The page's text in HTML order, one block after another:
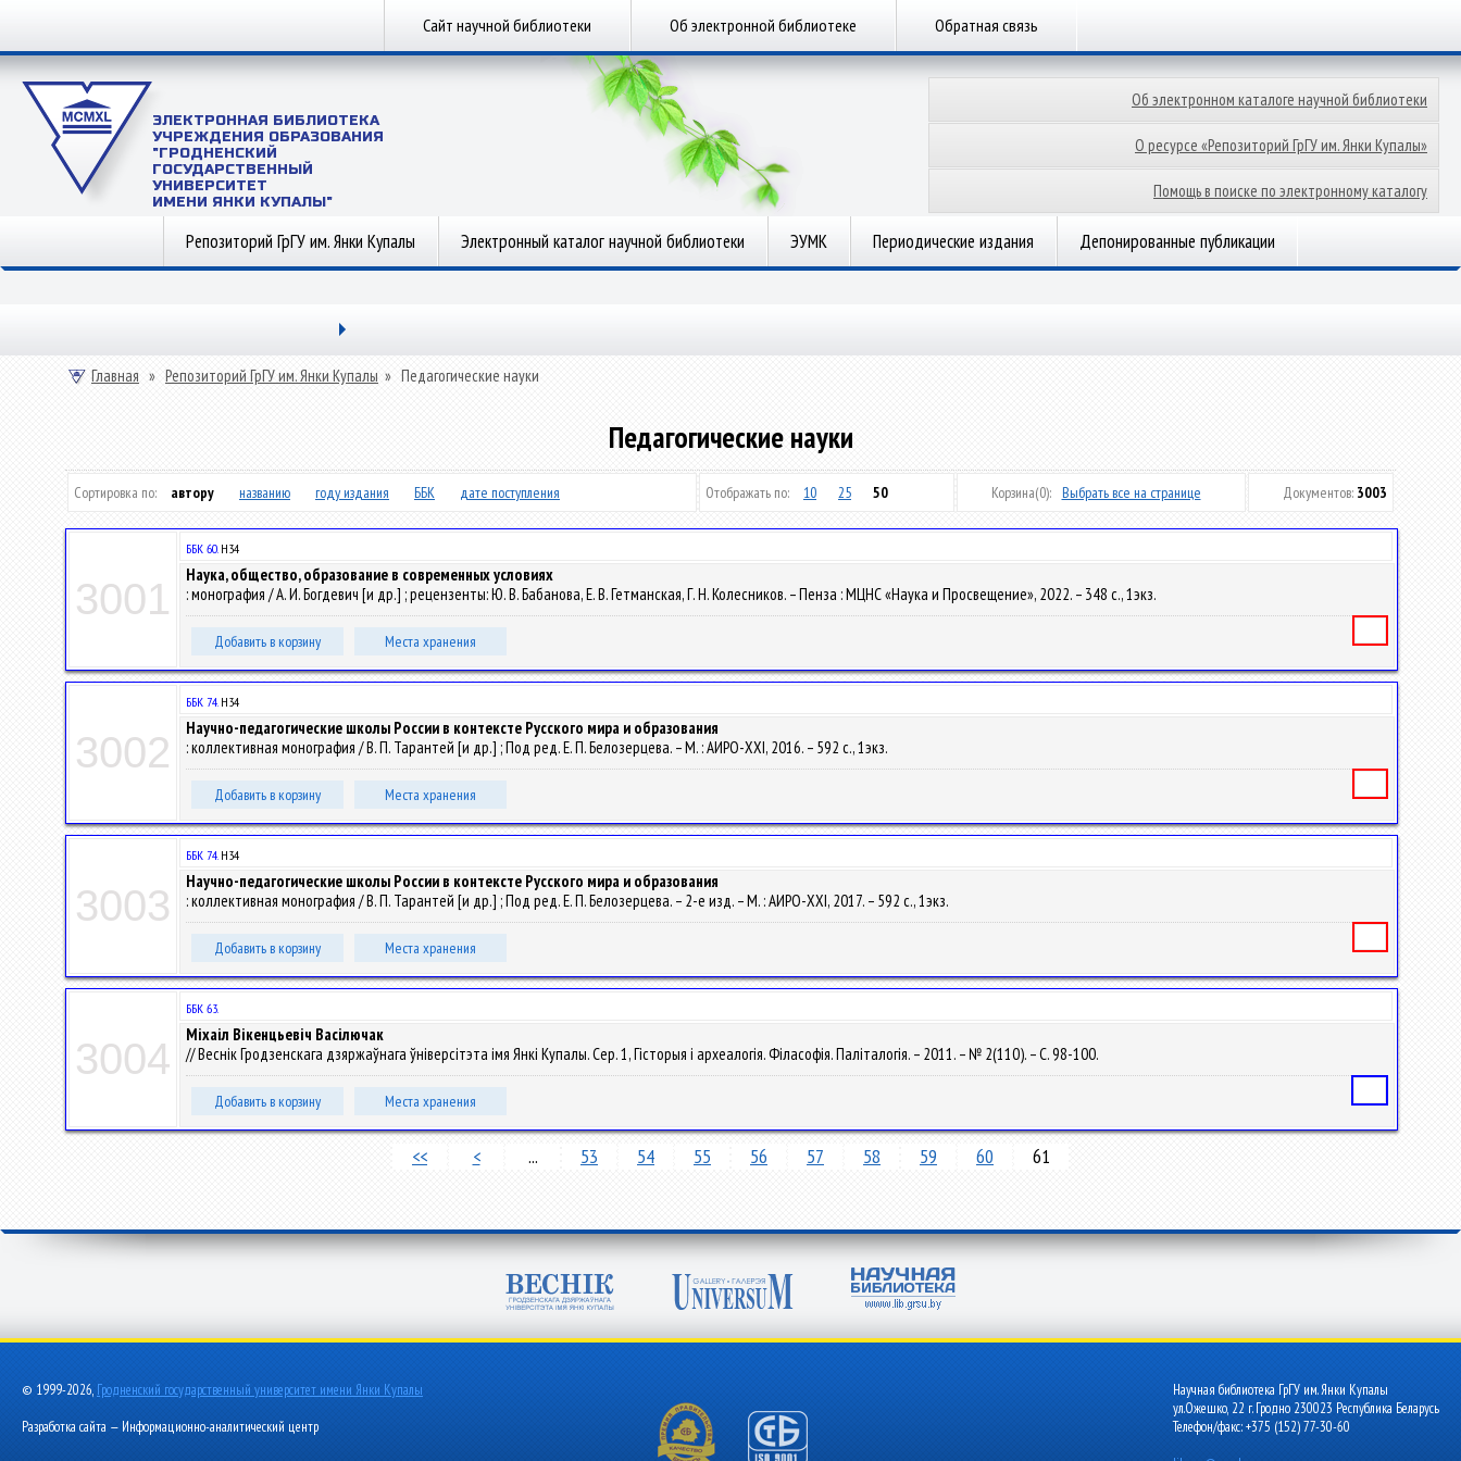
Сайт научной библиотеки Об электронной библиотеке Обратная связь
ЭЛЕКТРОННАЯ БИБЛИОТЕКА
УЧРЕЖДЕНИЯ ОБРАЗОВАНИЯ
"ГРОДНЕНСКИЙ
ГОСУДАРСТВЕННЫЙ
УНИВЕРСИТЕТ
ИМЕНИ ЯНКИ КУПАЛЫ"
Об электронном каталоге научной библиотеки
О ресурсе «Репозиторий ГрГУ им. Янки Купалы»
Помощь в поиске по электронному каталогу
Репозиторий ГрГУ им. Янки Купалы Электронный каталог научной библиотеки ЭУМК Периодические издания Депонированные публикации
Главная » Репозиторий ГрГУ им. Янки Купалы » Педагогические науки
Педагогические науки
Сортировка по: автору названию году издания ББК дате поступления Отображать по: 10 25 50 Корзина(0): Выбрать все на странице Документов: 3003
3001
ББК 60.Н34
Наука, общество, образование в современных условиях
: монография / А. И. Богдевич [и др.] ; рецензенты: Ю. В. Бабанова, Е. В. Гетманская, Г. Н. Колесников. – Пенза : МЦНС «Наука и Просвещение», 2022. – 348 с., 1экз.
Добавить в корзину Места хранения
3002
ББК 74.Н34
Научно-педагогические школы России в контексте Русского мира и образования
: коллективная монография / В. П. Тарантей [и др.] ; Под ред. Е. П. Белозерцева. – М. : АИРО-XXI, 2016. – 592 с., 1экз.
Добавить в корзину Места хранения
3003
ББК 74.Н34
Научно-педагогические школы России в контексте Русского мира и образования
: коллективная монография / В. П. Тарантей [и др.] ; Под ред. Е. П. Белозерцева. – 2-е изд. – М. : АИРО-XXI, 2017. – 592 с., 1экз.
Добавить в корзину Места хранения
3004
ББК 63.
Міхаіл Вікенцьевіч Васілючак
// Веснік Гродзенскага дзяржаўнага ўніверсітэта імя Янкі Купалы. Сер. 1, Гісторыя і археалогія. Філасофія. Паліталогія. – 2011. – № 2(110). – С. 98-100.
Добавить в корзину Места хранения
<< < ... 53 54 55 56 57 58 59 60 61
© 1999-2026, Гродненский государственный университет имени Янки Купалы
Разработка сайта — Информационно-аналитический центр
Научная библиотека ГрГУ им. Янки Купалы
ул.Ожешко, 22 г. Гродно 230023 Республика Беларусь
Телефон/факс: +375 (152) 77-30-60